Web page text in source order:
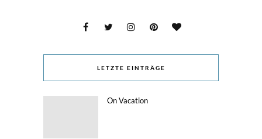
LETZTE EINTRÄGE
On Vacation